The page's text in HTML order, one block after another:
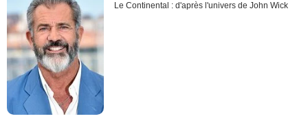
Le Continental : d'après l'univers de John Wick